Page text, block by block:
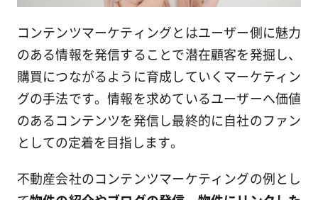
コンテンツマーケティングとはユーザー側に魅力
のある情報を発信することで潜在顧客を発掘し、
購買につながるように育成していくマーケティン
グの手法です。情報を求めているユーザーへ価値
のあるコンテンツを発信し最終的に自社のファン
としての定着を目指します。
不動産会社のコンテンツマーケティングの例とし